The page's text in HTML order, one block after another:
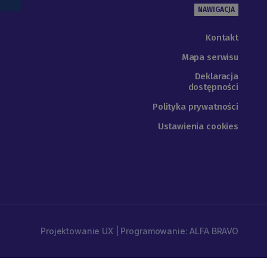
NAWIGACJA
Kontakt
Mapa serwisu
Deklaracja
dostępności
Polityka prywatności
Ustawienia cookies
Projektowanie UX | Programowanie: ALFA BRAVO